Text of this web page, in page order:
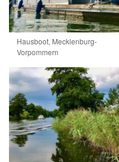
Hausboot, Mecklenburg-
Vorpommern